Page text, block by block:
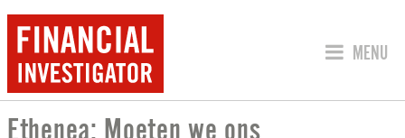
SPRING
MENU
Ethenea: Moeten we ons